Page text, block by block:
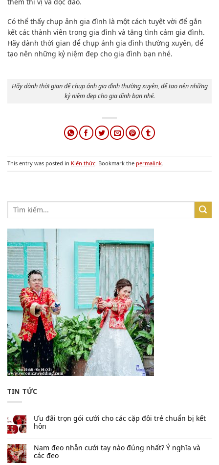
Có thể thấy chụp ảnh gia đình là một cách tuyệt vời để gắn
kết các thành viên trong gia đình và tăng tình cảm gia đình.
Hãy dành thời gian để chụp ảnh gia đình thường xuyên, để
tạo nên những kỷ niệm đẹp cho gia đình bạn nhé.
Hãy dành thời gian để chụp ảnh gia đình thường xuyên, để tạo nên những
kỷ niệm đẹp cho gia đình bạn nhé.
This entry was posted in Kiến thức. Bookmark the permalink.
TIN TỨC
Ưu đãi trọn gói cưới cho các cặp đôi trẻ chuẩn bị kết
hôn
Nam đeo nhẫn cưới tay nào đúng nhất​? Ý nghĩa và
các đeo